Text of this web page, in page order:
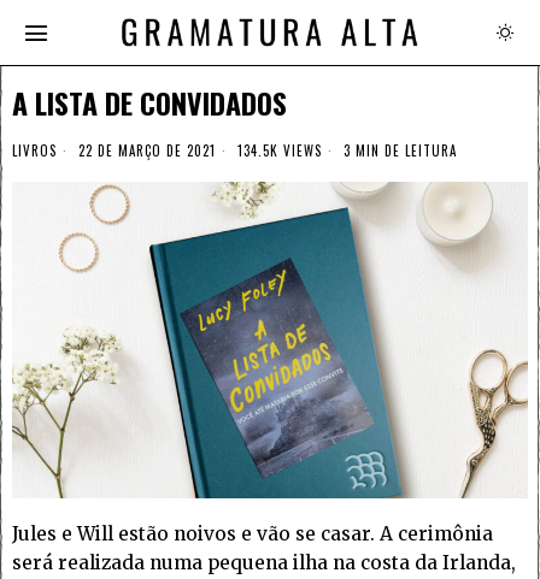
A LISTA DE CONVIDADOS
LIVROS 22 DE MARÇO DE 2021 134.5K VIEWS 3 MIN DE LEITURA
Jules e Will estão noivos e vão se casar. A cerimônia
será realizada numa pequena ilha na costa da Irlanda,